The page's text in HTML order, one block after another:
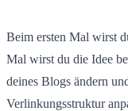
Beim ersten Mal wirst
Mal wirst du die Idee
deines Blogs ändern
Verlinkungsstruktur